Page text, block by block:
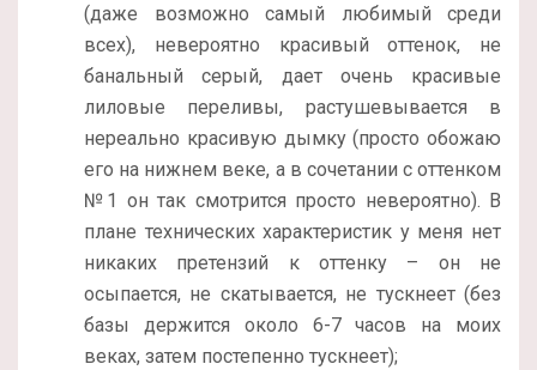
(даже возможно самый любимый среди
всех), невероятно красивый оттенок, не
банальный серый, дает очень красивые
лиловые переливы, растушевывается в
нереально красивую дымку (просто обожаю
его на нижнем веке, а в сочетании с оттенком
№1 он так смотрится просто невероятно). В
плане технических характеристик у меня нет
никаких претензий к оттенку – он не
осыпается, не скатывается, не тускнеет (без
базы держится около 6-7 часов на моих
веках, затем постепенно тускнеет);